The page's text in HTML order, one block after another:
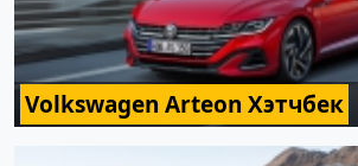
Volkswagen Arteon Хэтчбек